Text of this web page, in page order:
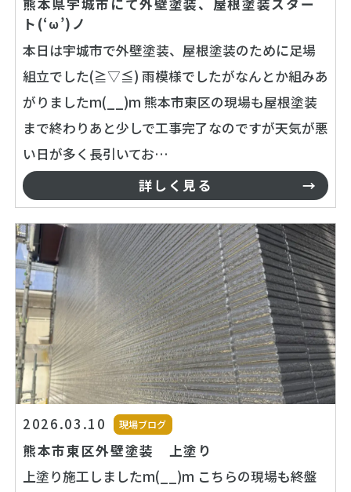
熊本県宇城市にて外壁塗装、屋根塗装スター
ト(‘ω’)ノ
本日は宇城市で外壁塗装、屋根塗装のために足場
組立でした(≧▽≦) 雨模様でしたがなんとか組みあ
がりましたm(__)m 熊本市東区の現場も屋根塗装
まで終わりあと少しで工事完了なのですが天気が悪
い日が多く長引いてお…
詳しく見る
2026.03.10 現場ブログ
熊本市東区外壁塗装 上塗り
上塗り施工しましたm(__)m こちらの現場も終盤